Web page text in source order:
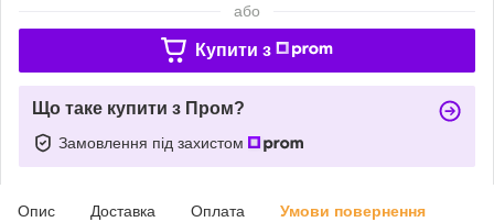
або
Купити з
Що таке купити з Пром?
Замовлення під захистом
Опис Доставка Оплата Умови повернення